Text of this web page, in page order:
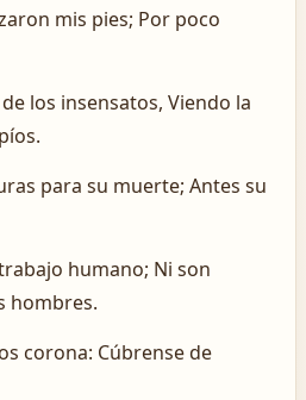
mis pies; Por poco
los insensatos, Viendo la
para su muerte; Antes su
humano; Ni son
hombres.
corona: Cúbrense de